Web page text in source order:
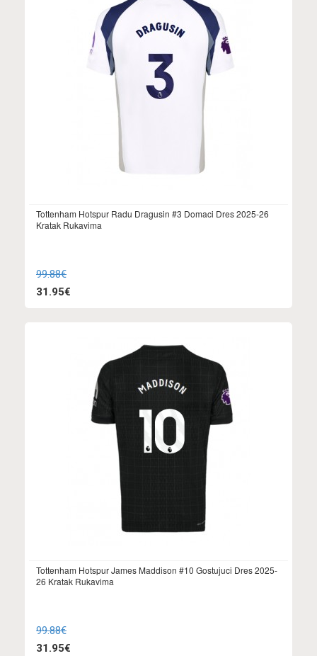
Tottenham Hotspur Radu Dragusin #3 Domaci Dres 2025-26
Kratak Rukavima
99.88€
31.95€
Tottenham Hotspur James Maddison #10 Gostujuci Dres 2025-
26 Kratak Rukavima
99.88€
31.95€